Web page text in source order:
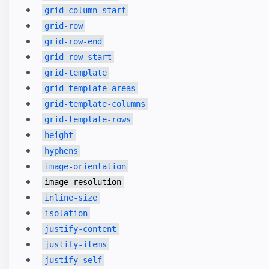
grid-column-start
grid-row
grid-row-end
grid-row-start
grid-template
grid-template-areas
grid-template-columns
grid-template-rows
height
hyphens
image-orientation
image-resolution
inline-size
isolation
justify-content
justify-items
justify-self